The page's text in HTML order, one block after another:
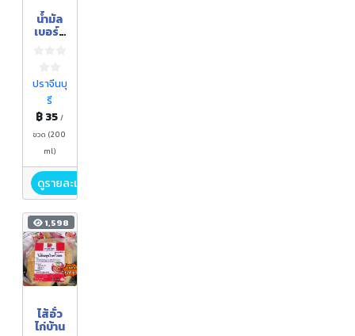
น้ำมัล
เบอร์รี่
ปราจีนบุ
รี
฿ 35/
ขวด (200
ml)
ดูรายละเอียด
1,598
ไส้อั่ว
ไก่บ้าน